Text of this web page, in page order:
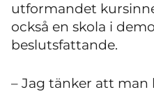
utformandet
också en skola i
beslutsfattande.
– Jag tänker att